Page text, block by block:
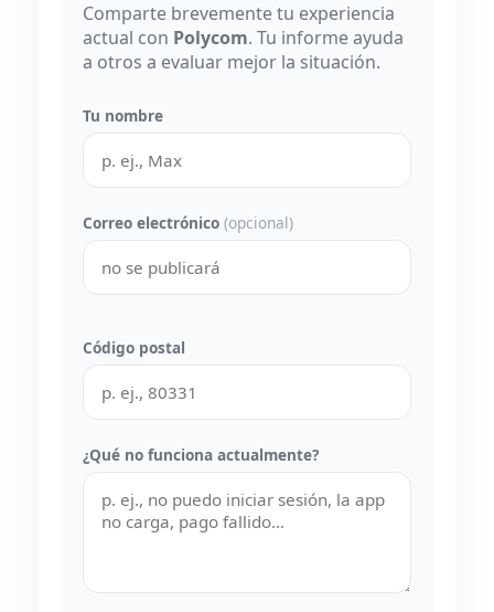
Comparte brevemente tu experiencia
actual con Polycom. Tu informe ayuda
a otros a evaluar mejor la situación.
Tu nombre
Correo electrónico (opcional)
Código postal
¿Qué no funciona actualmente?